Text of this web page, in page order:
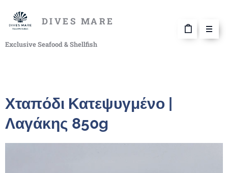
DIVES MARE
Exclusive Seafood & Shellfish
Χταπόδι Κατεψυγμένο |
Λαγάκης 850g